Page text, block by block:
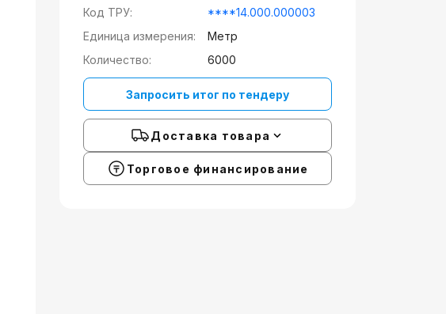
Код ТРУ:
****14.000.000003
Единица измерения:
Метр
Количество:
6000
Запросить итог по тендеру
Доставка товара
Торговое финансирование